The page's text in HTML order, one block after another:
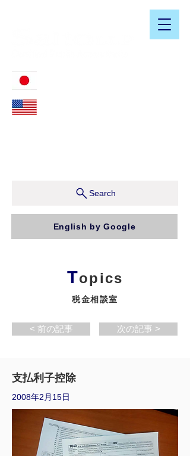
English by Google
Search
Topics
税金相談室
< 前の記事 次の記事 >
支払利子控除
2008年2月15日